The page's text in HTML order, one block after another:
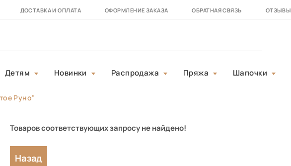
ДОСТАВКА И ОПЛАТА ОФОРМЛЕНИЕ ЗАКАЗА ОБРАТНАЯ СВЯЗЬ ОТЗЫВЫ
Детям Новинки Распродажа Пряжа Шапочки
Руно"
Товаров соответствующих запросу не найдено!
Назад